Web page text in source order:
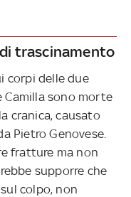
trascinamento
corpi delle due
Camilla sono morte
cranica, causato
Pietro Genovese.
fratture ma non
supporre che
colpo, non